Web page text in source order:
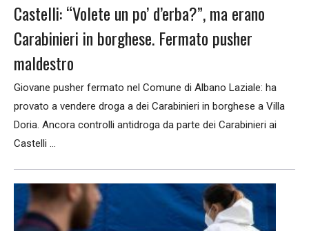
Castelli: “Volete un po’ d’erba?”, ma erano
Carabinieri in borghese. Fermato pusher
maldestro
Giovane pusher fermato nel Comune di Albano Laziale: ha
provato a vendere droga a dei Carabinieri in borghese a Villa
Doria. Ancora controlli antidroga da parte dei Carabinieri ai
Castelli ...